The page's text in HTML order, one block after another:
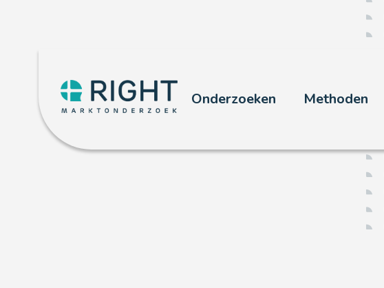
Onderzoeken Methoden
Overheid
Right is al ruim 30 jaar het